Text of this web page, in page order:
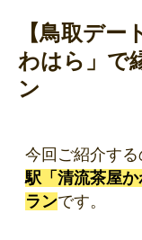
【鳥取デー
わはら」で
ン
今回ご紹介する
駅「清流茶屋
ランです。